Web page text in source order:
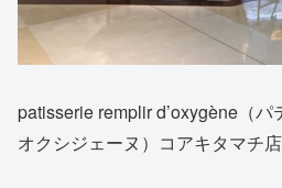
patisserie remplir d’oxygène（
オクシジェーヌ）コアキタマチ